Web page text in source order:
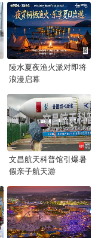
陵水夏夜渔火派对即将
浪漫启幕
文昌航天科普馆引爆暑
假亲子航天游